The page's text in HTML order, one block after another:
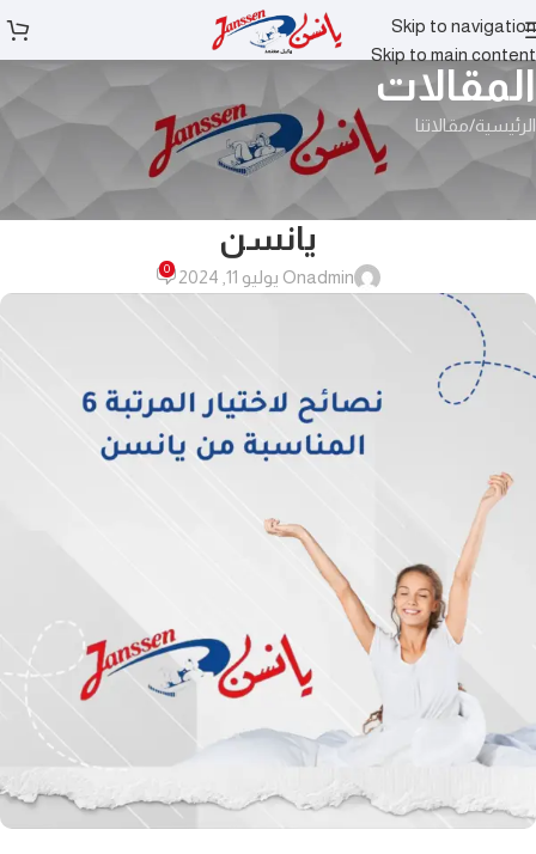
Skip to navigation
Skip to main content
المقالات
الرئيسية مقالاتنا
مقالاتنا
6 نصائح لاختيار المرتبة المناسبة من
يانسن
adminOn يوليو 11, 2024 0